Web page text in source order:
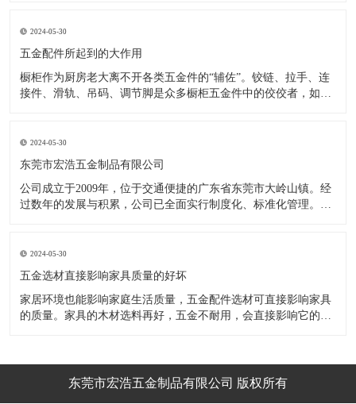
开料与落料：在图纸上标注尺寸后，根据图纸要求选择合适的板
材。然
2024-05-30
五金配件所起到的大作用
橱柜作为厨房老大离不开各类五金件的“辅佐”。铰链、拉手、连
接件、滑轨、吊码、调节脚是众多橱柜五金件中的佼佼者，如果
调节脚，橱柜就像得了“软骨症”，站都站不直……五花八门的橱
柜五金件好
2024-05-30
东莞市宏浩五金制品有限公司
公司成立于2009年，位于交通便捷的广东省东莞市大岭山镇。经
过数年的发展与积累，公司已全面实行制度化、标准化管理。从
的改造创新，设计制造了一系列更加新颖、美观、更具时代潮流
的新
2024-05-30
五金选材直接影响家具质量的好坏
家居环境也能影响家庭生活质量，五金配件选材可直接影响家具
的质量。家具的木材选料再好，五金不耐用，会直接影响它的使
金、铝合金等。不同五金的加工工艺不同：钳工、表面涂覆处
理、焊接、机械加东莞市宏浩五金制品有限公司 版权所有